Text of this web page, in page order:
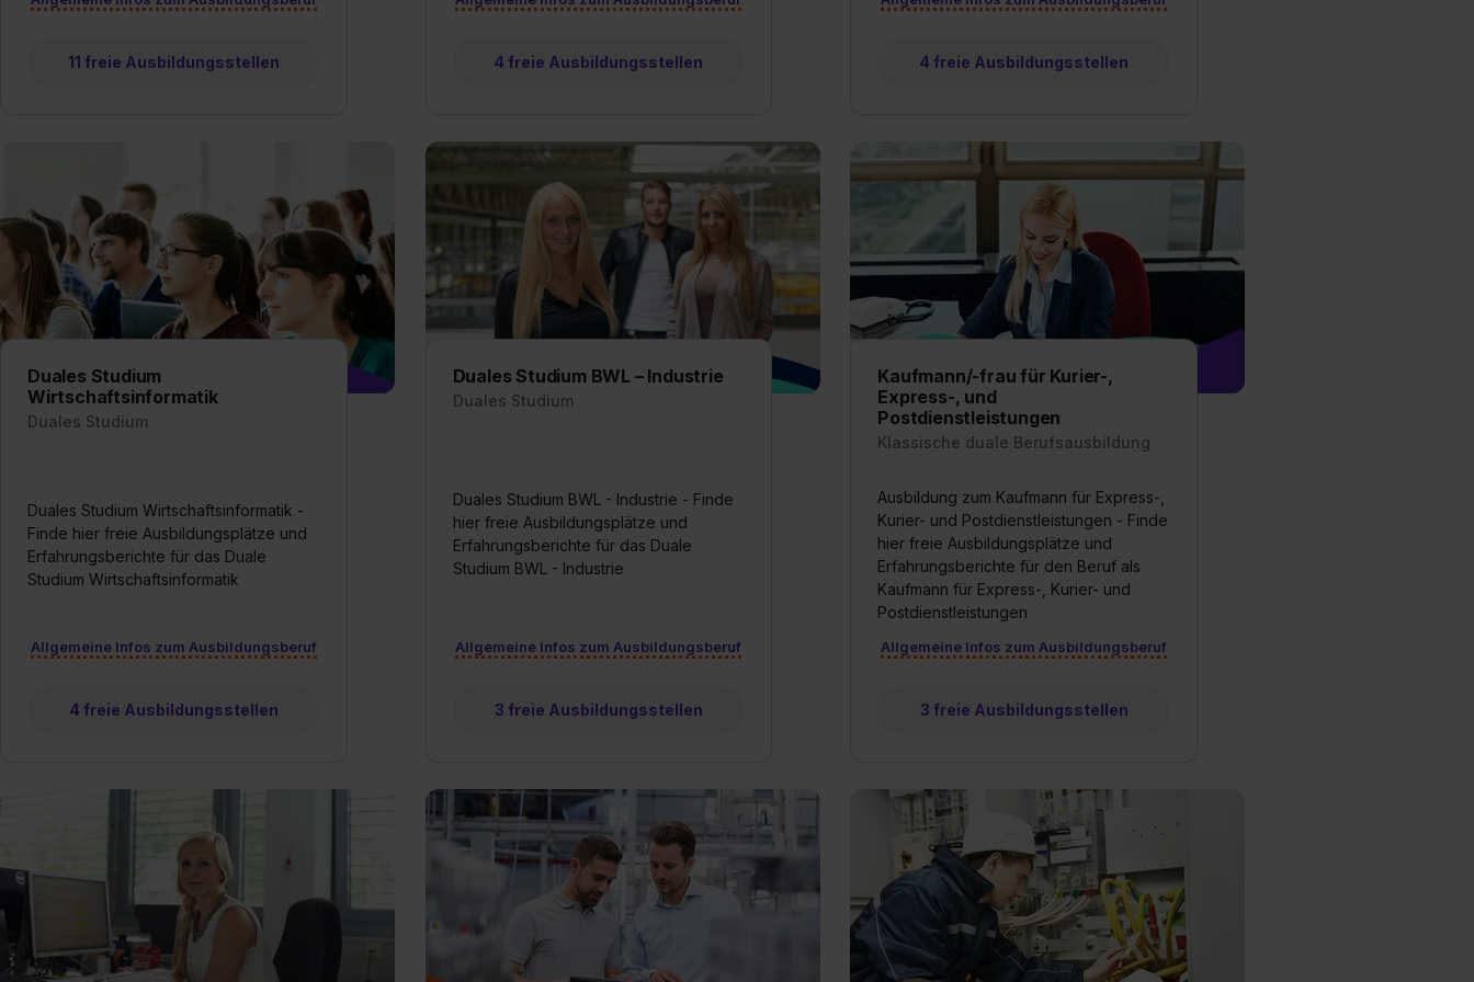
„Datenschutz-Einstellungen“ widerrufen. Weitere Informationen zu den einzelnen Cookies findest du durch Klick auf
11 freie Ausbildungsstellen 4 freie Ausbildungsstellen 4 freie Ausbildungsstellen
Duales Studium
Wirtschaftsinformatik
Duales Studium
Duales Studium Wirtschaftsinformatik -
Finde hier freie Ausbildungsplätze und
Erfahrungsberichte für das Duale
Studium Wirtschaftsinformatik
Allgemeine Infos zum Ausbildungsberuf
4 freie Ausbildungsstellen
Duales Studium BWL – Industrie
Duales Studium
Duales Studium BWL - Industrie - Finde
hier freie Ausbildungsplätze und
Erfahrungsberichte für das Duale
Studium BWL - Industrie
Allgemeine Infos zum Ausbildungsberuf
3 freie Ausbildungsstellen
Kaufmann/-frau für Kurier-,
Express-, und
Postdienstleistungen
Klassische duale Berufsausbildung
Ausbildung zum Kaufmann für Express-,
Kurier- und Postdienstleistungen - Finde
hier freie Ausbildungsplätze und
Erfahrungsberichte für den Beruf als
Kaufmann für Express-, Kurier- und
Postdienstleistungen
Allgemeine Infos zum Ausbildungsberuf
3 freie Ausbildungsstellen